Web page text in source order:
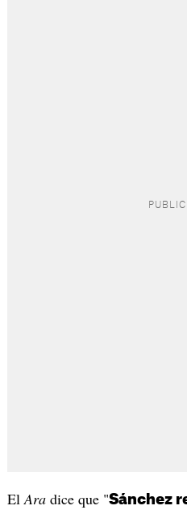
ElAradice que "Sánchez